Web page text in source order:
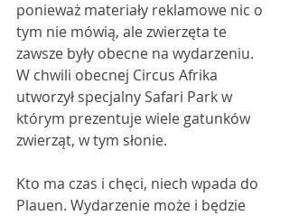
ponieważ materiały reklamowe nic o
tym nie mówią, ale zwierzęta te
zawsze były obecne na wydarzeniu.
W chwili obecnej Circus Afrika
utworzył specjalny Safari Park w
którym prezentuje wiele gatunków
zwierząt, w tym słonie.
Kto ma czas i chęci, niech wpada do
Plauen. Wydarzenie może i będzie